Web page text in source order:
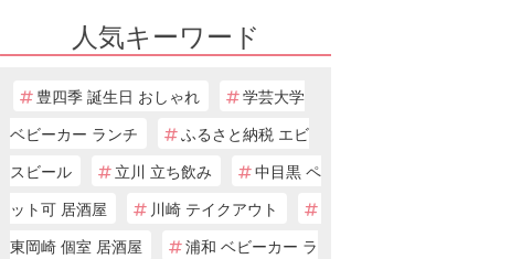
人気キーワード
豊四季 誕生日 おしゃれ
学芸大学
ベビーカー ランチ
ふるさと納税 エビ
スビール
立川 立ち飲み
中目黒 ペ
ット可 居酒屋
川崎 テイクアウト
東岡崎 個室 居酒屋
浦和 ベビーカー ラ